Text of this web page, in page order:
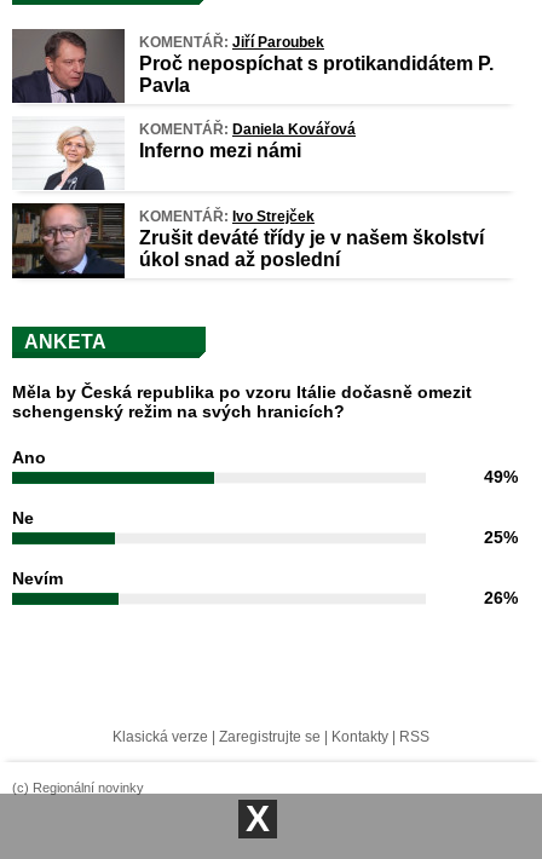
KOMENTÁŘ: Jiří Paroubek
Proč nepospíchat s protikandidátem P.
Pavla
KOMENTÁŘ: Daniela Kovářová
Inferno mezi námi
KOMENTÁŘ: Ivo Strejček
Zrušit deváté třídy je v našem školství
úkol snad až poslední
ANKETA
Měla by Česká republika po vzoru Itálie dočasně omezit
schengenský režim na svých hranicích?
Ano
49%
Ne
25%
Nevím
26%
Klasická verze | Zaregistrujte se | Kontakty | RSS
(c) Regionální novinky
X